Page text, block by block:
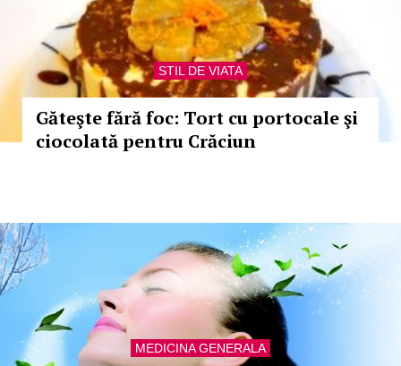
STIL DE VIATA
Găteşte fără foc: Tort cu portocale şi
ciocolată pentru Crăciun
MEDICINA GENERALA